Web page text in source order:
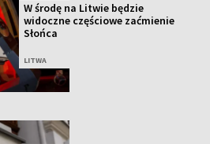
W środę na Litwie będzie
widoczne częściowe zaćmienie
Słońca
LITWA